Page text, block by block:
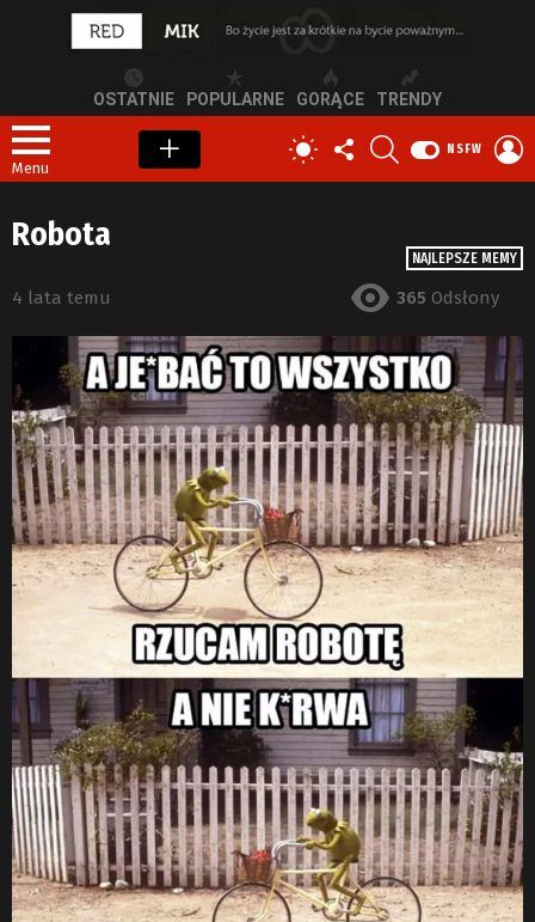
OSTATNIE POPULARNE GORĄCE TRENDY
Menu
PRZEŁĄCZ
SKÓRKĘ
OBSERWUJ
NAS
NSFW
NAJLEPSZE MEMY
Robota
4 lata temu 365 Odsłony